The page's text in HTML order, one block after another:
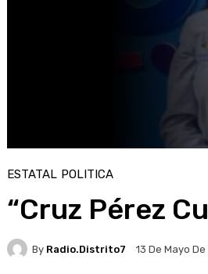
ESTATAL POLITICA
“Cruz Pérez
By Radio.distrito7 13 De Mayo